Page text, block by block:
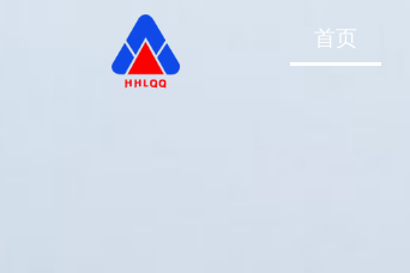
首页